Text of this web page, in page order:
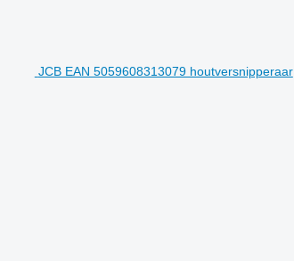
JCB EAN 5059608313079 houtversnipperaar